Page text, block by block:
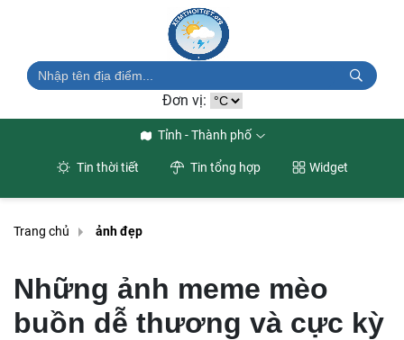
Đơn vị:
Tỉnh - Thành phố
Tin thời tiết Tin tổng hợp Widget
Trang chủ ảnh đẹp
Những ảnh meme mèo
buồn dễ thương và cực kỳ